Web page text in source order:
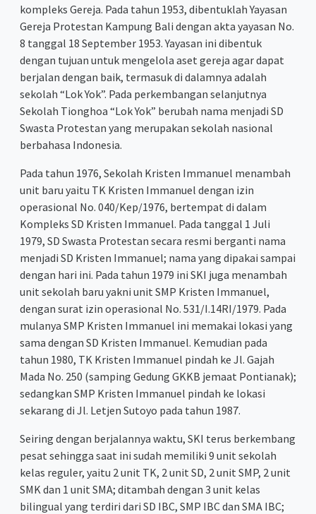
kompleks Gereja. Pada tahun 1953, dibentuklah Yayasan
Gereja Protestan Kampung Bali dengan akta yayasan No.
8 tanggal 18 September 1953. Yayasan ini dibentuk
dengan tujuan untuk mengelola aset gereja agar dapat
berjalan dengan baik, termasuk di dalamnya adalah
sekolah “Lok Yok”. Pada perkembangan selanjutnya
Sekolah Tionghoa “Lok Yok” berubah nama menjadi SD
Swasta Protestan yang merupakan sekolah nasional
berbahasa Indonesia.
Pada tahun 1976, Sekolah Kristen Immanuel menambah
unit baru yaitu TK Kristen Immanuel dengan izin
operasional No. 040/Kep/1976, bertempat di dalam
Kompleks SD Kristen Immanuel. Pada tanggal 1 Juli
1979, SD Swasta Protestan secara resmi berganti nama
menjadi SD Kristen Immanuel; nama yang dipakai sampai
dengan hari ini. Pada tahun 1979 ini SKI juga menambah
unit sekolah baru yakni unit SMP Kristen Immanuel,
dengan surat izin operasional No. 531/I.14RI/1979. Pada
mulanya SMP Kristen Immanuel ini memakai lokasi yang
sama dengan SD Kristen Immanuel. Kemudian pada
tahun 1980, TK Kristen Immanuel pindah ke Jl. Gajah
Mada No. 250 (samping Gedung GKKB jemaat Pontianak);
sedangkan SMP Kristen Immanuel pindah ke lokasi
sekarang di Jl. Letjen Sutoyo pada tahun 1987.
Seiring dengan berjalannya waktu, SKI terus berkembang
pesat sehingga saat ini sudah memiliki 9 unit sekolah
kelas reguler, yaitu 2 unit TK, 2 unit SD, 2 unit SMP, 2 unit
SMK dan 1 unit SMA; ditambah dengan 3 unit kelas
bilingual yang terdiri dari SD IBC, SMP IBC dan SMA IBC;